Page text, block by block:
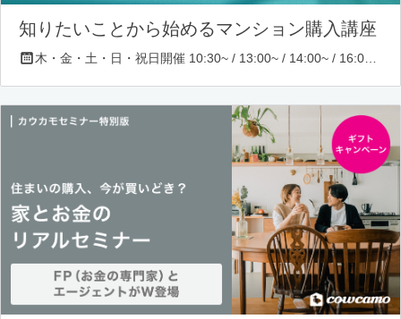
知りたいことから始めるマンション購入講座